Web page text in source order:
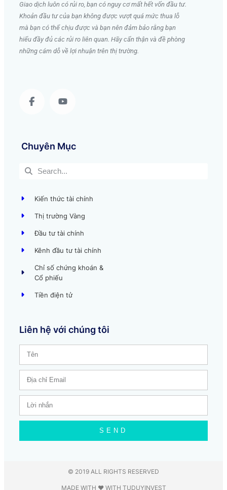
Giao dịch luôn có rủi ro, bạn có nguy cơ mất hết vốn đầu tư.
Khoản đầu tư của bạn không được vượt quá mức thua lỗ
mà bạn có thể chịu được và bạn nên đảm bảo rằng bạn
hiểu đầy đủ các rủi ro liên quan. Hãy cẩn thận và đề phòng
những cám dỗ về lợi nhuận trên thị trường.
Chuyên Mục
Kiến thức tài chính
Thị trường Vàng
Đầu tư tài chính
Kênh đầu tư tài chính
Chỉ số chứng khoán &
Cổ phiếu
Tiền điện tử
Liên hệ với chúng tôi
SEND
© 2019 ALL RIGHTS RESERVED​
MADE WITH ❤ WITH TUDUYINVEST